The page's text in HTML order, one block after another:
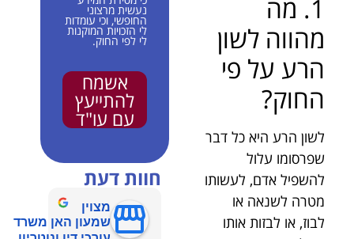
1. מה
מהווה לשון
הרע על פי
החוק?
לשון הרע היא כל דבר
שפרסומו עלול
להשפיל אדם, לעשותו
מטרה לשנאה או
לבוז, או לבזות אותו
נעשית מרצוני
החופשי, וכי עומדות
לי הזכויות המוקנות
לי לפי החוק.
אשמח
להתייעץ
עם עו"ד
חוות דעת
מצוין
שמעון האן משרד